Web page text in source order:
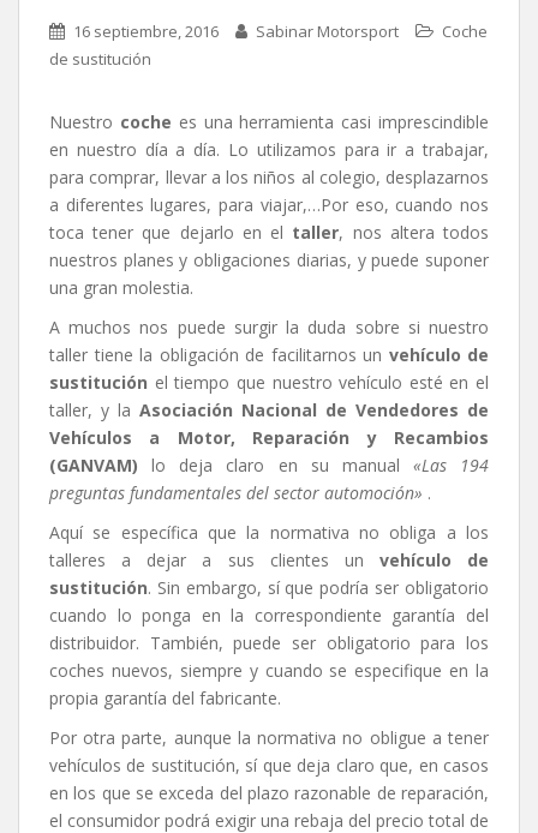
16 septiembre, 2016 Sabinar Motorsport
Coche
de sustitución
Nuestro coche es una herramienta casi imprescindible
en nuestro día a día. Lo utilizamos para ir a trabajar,
para comprar, llevar a los niños al colegio, desplazarnos
a diferentes lugares, para viajar,…Por eso, cuando nos
toca tener que dejarlo en el taller, nos altera todos
nuestros planes y obligaciones diarias, y puede suponer
una gran molestia.
A muchos nos puede surgir la duda sobre si nuestro
taller tiene la obligación de facilitarnos un vehículo de
sustitución el tiempo que nuestro vehículo esté en el
taller, y la Asociación Nacional de Vendedores de
Vehículos a Motor, Reparación y Recambios
(GANVAM)lo deja claro en su manual «Las 194
preguntas fundamentales del sector automoción» .
Aquí se específica que la normativa no obliga a los
talleres a dejar a sus clientes un vehículo de
sustitución. Sin embargo, sí que podría ser obligatorio
cuando lo ponga en la correspondiente garantía del
distribuidor. También, puede ser obligatorio para los
coches nuevos, siempre y cuando se especifique en la
propia garantía del fabricante.
Por otra parte, aunque la normativa no obligue a tener
vehículos de sustitución, sí que deja claro que, en casos
en los que se exceda del plazo razonable de reparación,
el consumidor podrá exigir una rebaja del precio total de